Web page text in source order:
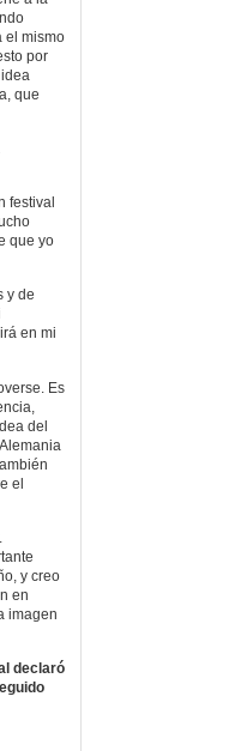
el mismo
por
que
festival
que yo
y de
en mi
Es
del
el
y creo
en
imagen
declaró